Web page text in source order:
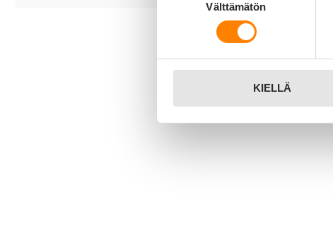
Välttämätön
KIELLÄ